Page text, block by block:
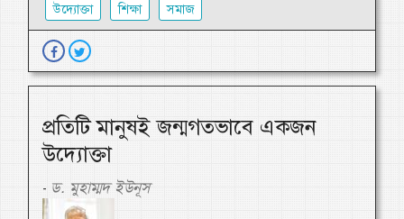
উদ্যোক্তা শিক্ষা সমাজ
প্রতিটি মানুষই জন্মগতভাবে একজন
উদ্যোক্তা
- ড. মুহাম্মদ ইউনূস